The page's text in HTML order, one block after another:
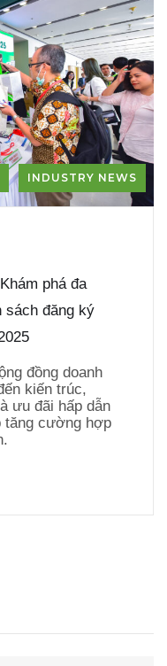
INDUSTRY NEWS
phá đa
sách đăng ký
đồng doanh
kiến trúc,
ưu đãi hấp dẫn
tăng cường hợp